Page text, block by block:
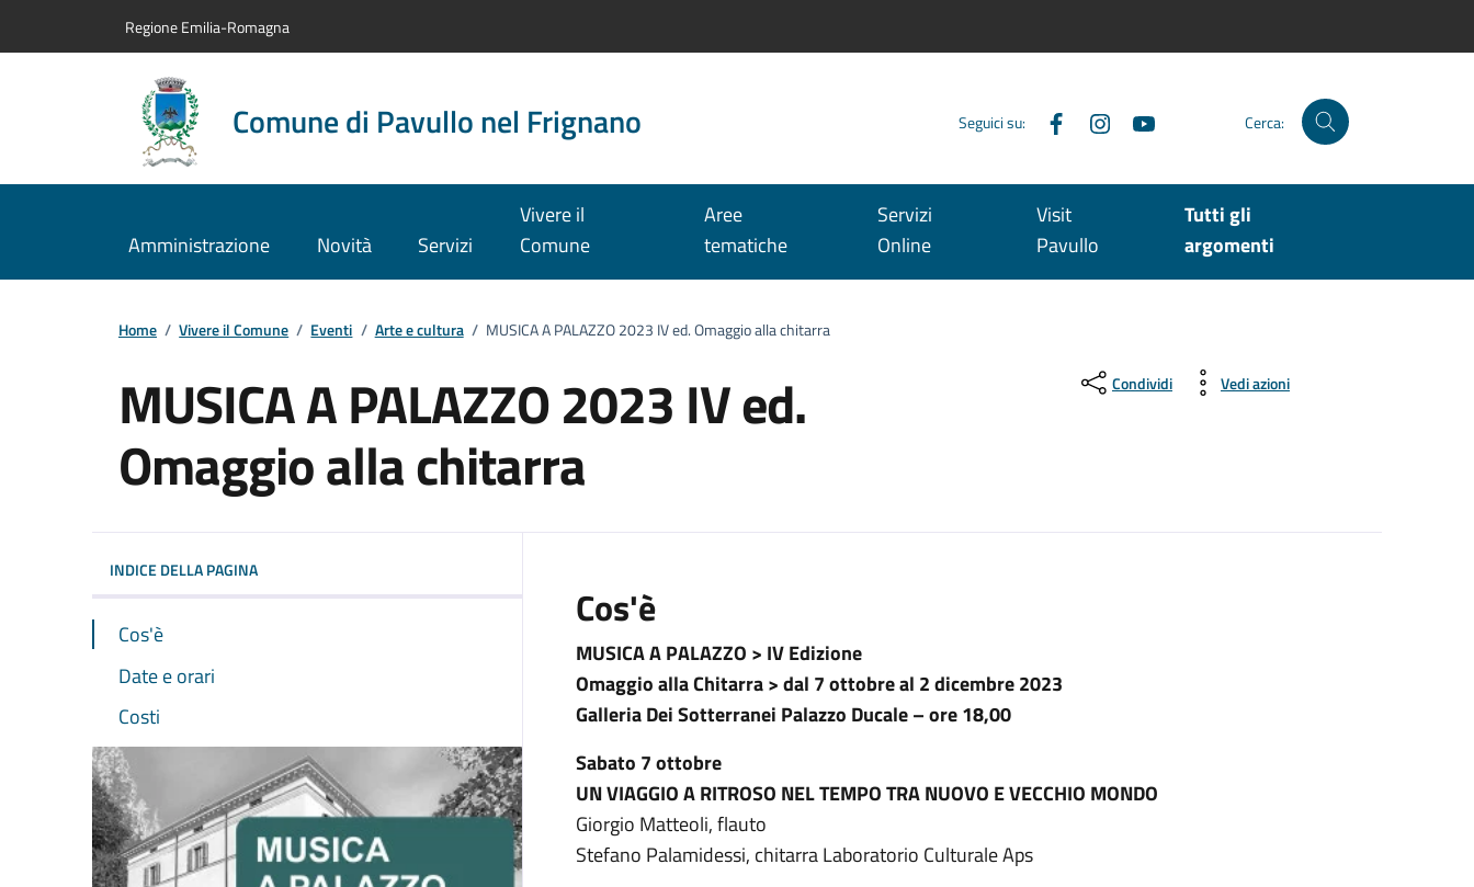
Regione Emilia-Romagna
Comune di Pavullo nel Frignano Seguici su: FacebookInstagram Cerca:
Amministrazione Novità Servizi
Vivere il
Comune
Aree
tematiche
Servizi
Online
Visit
Pavullo
Tutti gli
argomenti
Home / Vivere il Comune / Eventi / Arte e cultura / MUSICA A PALAZZO 2023 IV ed. Omaggio alla chitarra
MUSICA A PALAZZO 2023 IV ed.
Omaggio alla chitarra
Dettagli dell'evento:
Condividi Vedi azioni
INDICE DELLA PAGINA
Cos'è
Date e orari
Costi
Cos'è
MUSICA A PALAZZO > IV Edizione
Omaggio alla Chitarra > dal 7 ottobre al 2 dicembre 2023
Galleria Dei Sotterranei Palazzo Ducale – ore 18,00
Sabato 7 ottobre
UN VIAGGIO A RITROSO NEL TEMPO TRA NUOVO E VECCHIO MONDO
Giorgio Matteoli, flauto
Stefano Palamidessi, chitarra Laboratorio Culturale Aps